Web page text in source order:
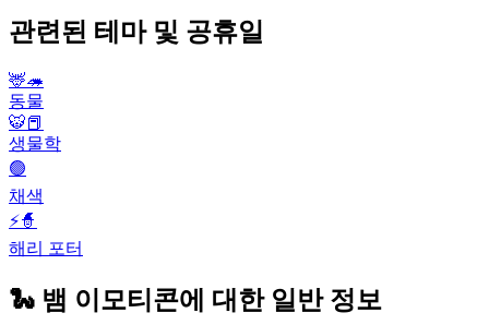
관련된 테마 및 공휴일
🦌🦔
동물
🐯📕
생물학
🟢
채색
⚡🧙
해리 포터
🐍 뱀 이모티콘에 대한 일반 정보